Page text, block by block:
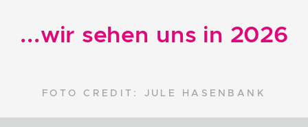
FOTO CREDIT: JULE HASENBANK
...wir sehen uns in 2026